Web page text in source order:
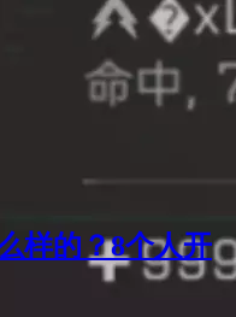
样的？8个人开